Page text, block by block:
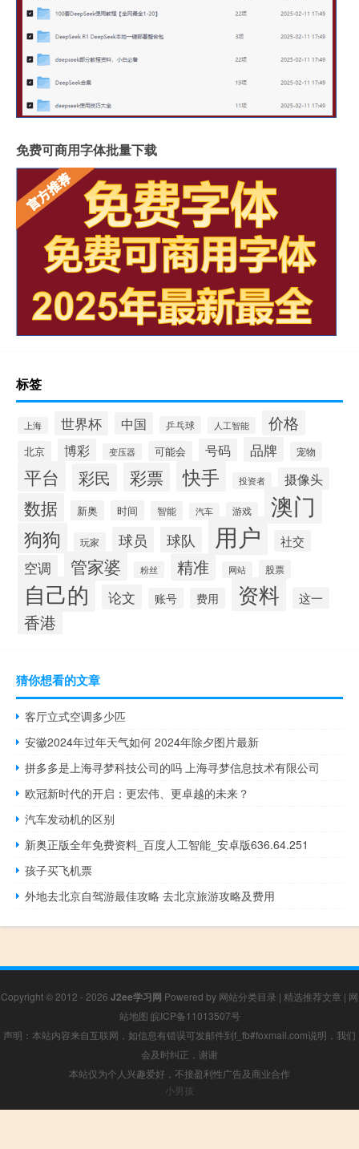
免费可商用字体批量下载
标签
上海 世界杯 中国 乒乓球 人工智能 价格
北京 博彩 变压器 可能会 号码 品牌 宠物
平台 彩民 彩票 快手 投资者 摄像头
数据 新奥 时间 智能 汽车 游戏 澳门
狗狗 玩家 球员 球队 用户 社交
空调 管家婆 粉丝 精准 网站 股票
自己的 论文 账号 费用 资料 这一
香港
猜你想看的文章
客厅立式空调多少匹
安徽2024年过年天气如何 2024年除夕图片最新
拼多多是上海寻梦科技公司的吗 上海寻梦信息技术有限公司
欧冠新时代的开启：更宏伟、更卓越的未来？
汽车发动机的区别
新奥正版全年免费资料_百度人工智能_安卓版636.64.251
孩子买飞机票
外地去北京自驾游最佳攻略 去北京旅游攻略及费用
Copyright © 2012 - 2026 J2ee学习网 Powered by 网站分类目录 | 精选推荐文章 | 网
站地图 皖ICP备11013507号
声明：本站内容来自互联网，如信息有错误可发邮件到f_fb#foxmail.com说明，我们
会及时纠正，谢谢
本站仅为个人兴趣爱好，不接盈利性广告及商业合作
小男孩